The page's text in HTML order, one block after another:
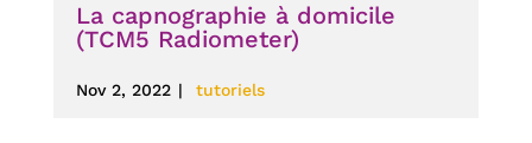
La capnographie à domicile
(TCM5 Radiometer)
Nov 2, 2022 | tutoriels